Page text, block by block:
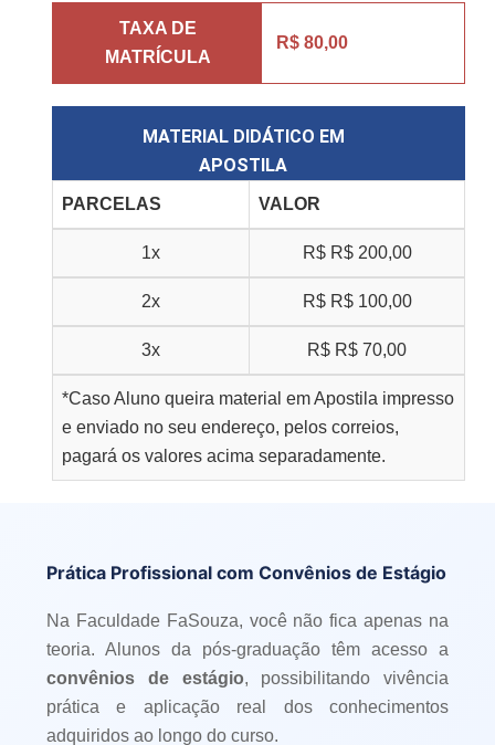
TAXA DE
MATRÍCULA
R$ 80,00
MATERIAL DIDÁTICO EM
APOSTILA
PARCELAS VALOR
1x R$ R$ 200,00
2x R$ R$ 100,00
3x R$ R$ 70,00
*Caso Aluno queira material em Apostila impresso
e enviado no seu endereço, pelos correios,
pagará os valores acima separadamente.
Prática Profissional com Convênios de Estágio
Na Faculdade FaSouza, você não fica apenas na
teoria. Alunos da pós-graduação têm acesso a
convênios de estágio, possibilitando vivência
prática e aplicação real dos conhecimentos
adquiridos ao longo do curso.